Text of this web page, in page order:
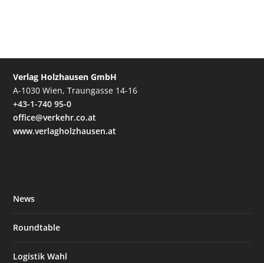
Verlag Holzhausen GmbH
A-1030 Wien, Traungasse 14-16
+43-1-740 95-0
office@verkehr.co.at
www.verlagholzhausen.at
News
Roundtable
Logistik Wahl